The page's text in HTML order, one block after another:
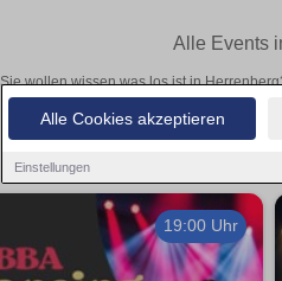
Alle Cookies akzeptieren
Einstellungen
Alle Events
Sie wollen wissen was los ist in
Theateraufführungen oder
19:00 Uhr